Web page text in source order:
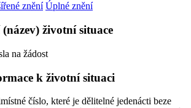
znění Úplné znění
životní situace
na žádost
k životní situaci
číslo, které je dělitelné jedenácti beze